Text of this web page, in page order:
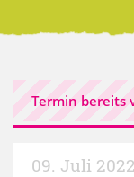
Termin bereits
09. Juli 2022